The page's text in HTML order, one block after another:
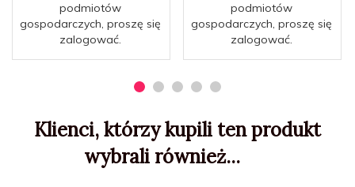
podmiotów
gospodarczych, proszę się
zalogować.
podmiotów
gospodarczych, proszę się
zalogować.
Klienci, którzy kupili ten produkt
wybrali również...